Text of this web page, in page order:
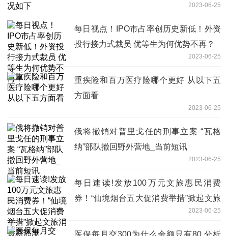
2023-06-25
每日视点！IPO市占率创历史新低！外资
投行接力式裁员 优等生为何优势不再？
2023-06-25
重疾险和百万医疗险哪个更好 从以下五
方面看
2023-06-25
俄将撤销对普里戈任的刑事立案 “瓦格
纳”部队撤回野外营地_当前短讯
2023-06-25
每日速读!发放100万元文旅惠民消费
券！“仙境烟台五大促消费举措”掀起文旅
2023-06-25
医保每月交300为什么余额只有80 分析